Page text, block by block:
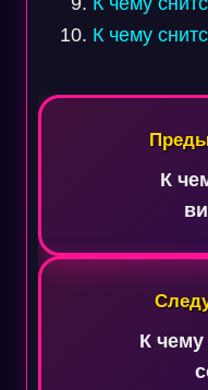
К чему
Навигация
К
К чему